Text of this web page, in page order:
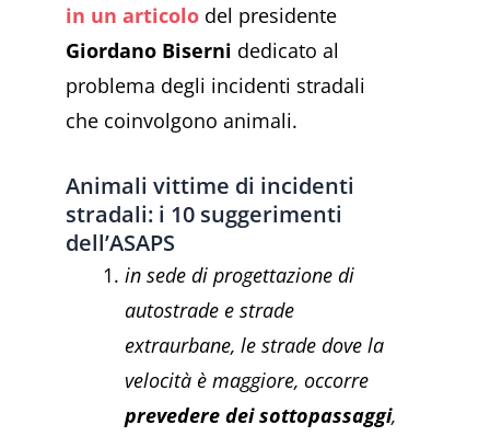
in un articolo del presidente
Giordano Biserni dedicato al
problema degli incidenti stradali
che coinvolgono animali.
Animali vittime di incidenti
stradali: i 10 suggerimenti
dell’ASAPS
in sede di progettazione di
autostrade e strade
extraurbane, le strade dove la
velocità è maggiore, occorre
prevedere dei sottopassaggi,